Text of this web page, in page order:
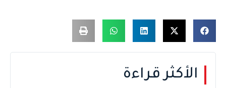
الأكثر قراءة